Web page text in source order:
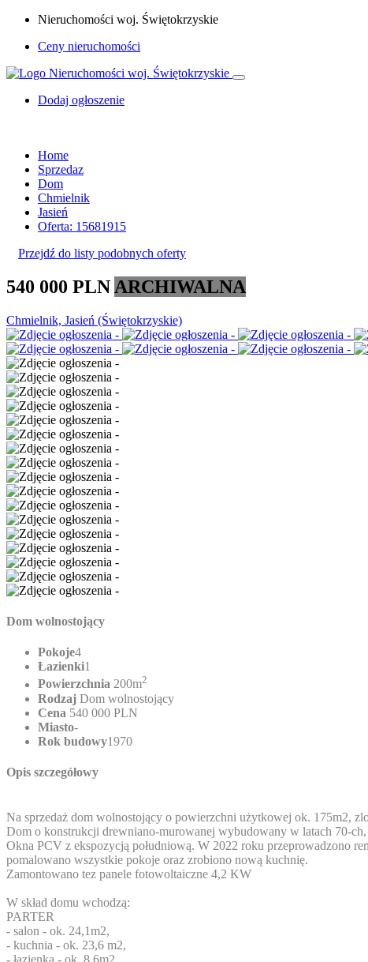
Nieruchomości woj. Świętokrzyskie
Ceny nieruchomości
Dodaj ogłoszenie
Home
Sprzedaz
Dom
Chmielnik
Jasień
Oferta: 15681915
Przejdź do listy podobnych oferty
540 000 PLN ARCHIWALNA
Chmielnik, Jasień (Świętokrzyskie)
Dom wolnostojący
Pokoje4
Łazienki1
Powierzchnia 200m2
Rodzaj Dom wolnostojący
Cena 540 000 PLN
Miasto-
Rok budowy1970
Opis szczegółowy
Na sprzedaż dom wolnostojący o powierzchni użytkowej ok. 175m2,
Dom o konstrukcji drewniano-murowanej wybudowany w latach 70-
Okna PCV z ekspozycją południową. W 2022 roku przeprowadzono
pomalowano wszystkie pokoje oraz zrobiono nową kuchnię.
Zamontowano tez panele fotowoltaiczne 4,2 KW
W skład domu wchodzą:
PARTER
- salon - ok. 24,1m2,
- kuchnia - ok. 23,6 m2,